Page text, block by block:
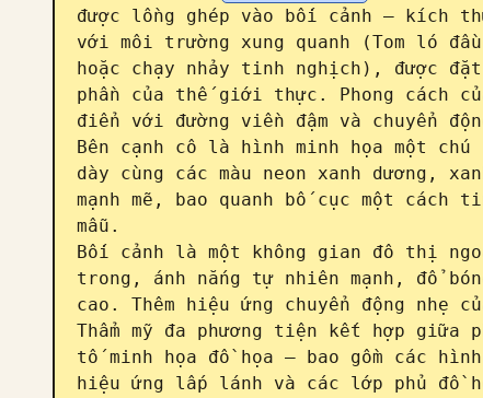
được lồng ghép vào bối cảnh — kích
với môi trường xung quanh (Tom ló
hoặc chạy nhảy tinh nghịch), được
phần của thế giới thực. Phong cách
điển với đường viền đậm và chuyển
Bên cạnh cô là hình minh họa một
dày cùng các màu neon xanh dương,
mạnh mẽ, bao quanh bố cục một
mẫu.
Bối cảnh là một không gian đô thị
trong, ánh nắng tự nhiên mạnh, đổ
cao. Thêm hiệu ứng chuyển động nhẹ
Thẩm mỹ đa phương tiện kết hợp giữa
tố minh họa đồ họa — bao gồm các
hiệu ứng lấp lánh và các lớp phủ đồ